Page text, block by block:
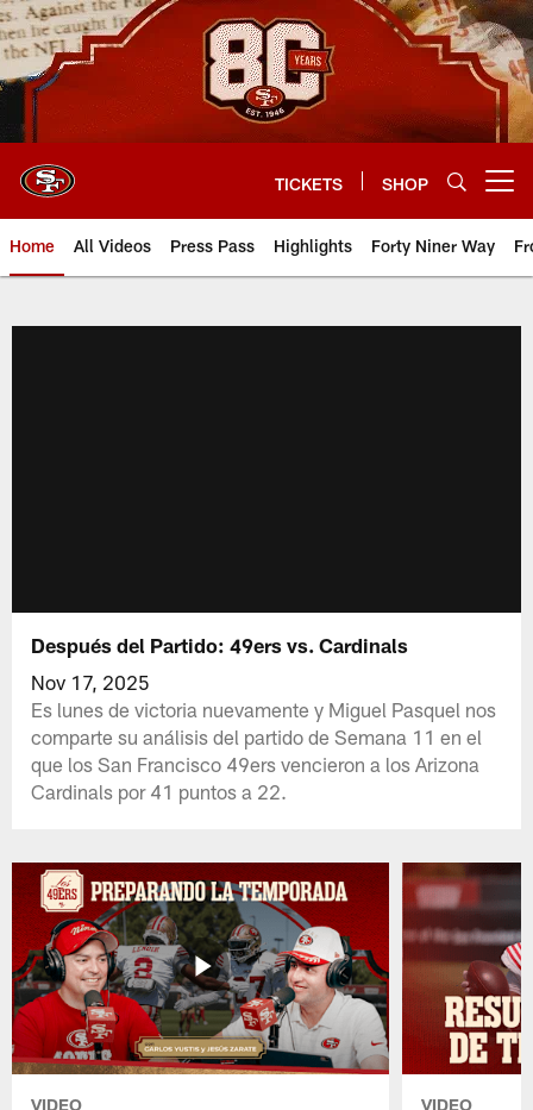
Skip
to
main
content
TICKETS SHOP
Home All Videos Press Pass Highlights Forty Niner Way
Después del Partido: 49ers vs. Cardinals
Nov 17, 2025
Es lunes de victoria nuevamente y Miguel Pasquel nos
comparte su análisis del partido de Semana 11 en el
que los San Francisco 49ers vencieron a los Arizona
Cardinals por 41 puntos a 22.
VIDEO VIDEO